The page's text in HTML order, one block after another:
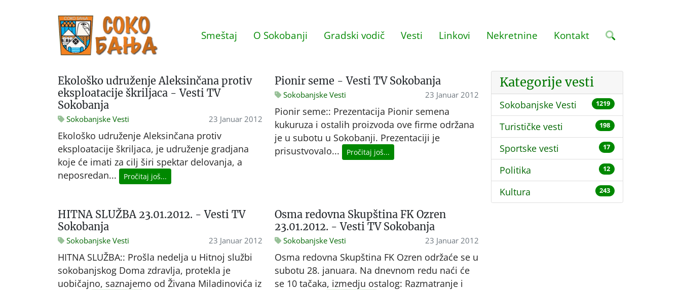
Smeštaj O Sokobanji Gradski vodič Vesti Linkovi Nekretnine Kontakt
Ekološko udruženje Aleksinčana protiv
eksploatacije škriljaca - Vesti TV
Sokobanja
Sokobanjske Vesti 23 Januar 2012
Ekološko udruženje Aleksinčana protiv
eksploatacije škriljaca, je udruženje gradjana
koje će imati za cilj širi spektar delovanja, a
neposredan...
Pročitaj još...
Pionir seme - Vesti TV Sokobanja
Sokobanjske Vesti 23 Januar 2012
Pionir seme:: Prezentacija Pionir semena
kukuruza i ostalih proizvoda ove firme održana
je u subotu u Sokobanji. Prezentaciji je
prisustvovalo...
Pročitaj još...
HITNA SLUŽBA 23.01.2012. - Vesti TV
Sokobanja
Sokobanjske Vesti 23 Januar 2012
HITNA SLUŽBA:: Prošla nedelja u Hitnoj službi
sokobanjskog Doma zdravlja, protekla je
uobičajno, saznajemo od Živana Miladinovića iz
Osma redovna Skupština FK Ozren
23.01.2012. - Vesti TV Sokobanja
Sokobanjske Vesti 23 Januar 2012
Osma redovna Skupština FK Ozren održaće se u
subotu 28. januara. Na dnevnom redu naći će
se 10 tačaka, izmedju ostalog: Razmatranje i
Kategorije vesti
Sokobanjske Vesti 1219
Turističke vesti 198
Sportske vesti 17
Politika 12
Kultura 243